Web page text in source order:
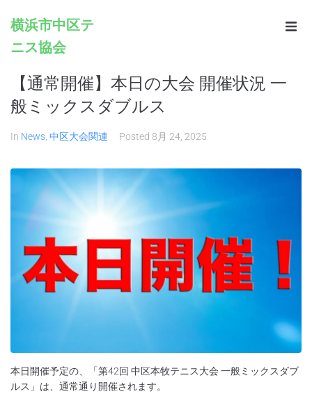
横浜市中区テ
ニス協会
Infomation
Contacts
Links
【通常開催】本日の大会 開催状況 一
般ミックスダブルス
In News 中区大会関連 Posted 8月 24, 2025
本日開催予定の、「第42回 中区本牧テニス大会 一般ミックスダブ
ルス」は、通常通り開催されます。